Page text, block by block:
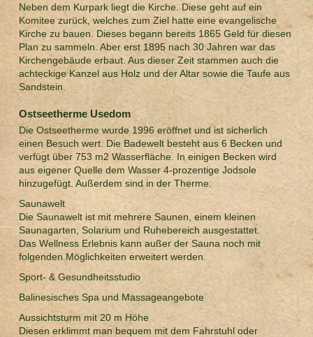
Neben dem Kurpark liegt die Kirche. Diese geht auf ein
Komitee zurück, welches zum Ziel hatte eine evangelische
Kirche zu bauen. Dieses begann bereits 1865 Geld für diesen
Plan zu sammeln. Aber erst 1895 nach 30 Jahren war das
Kirchengebäude erbaut. Aus dieser Zeit stammen auch die
achteckige Kanzel aus Holz und der Altar sowie die Taufe aus
Sandstein.
Ostseetherme Usedom
Die Ostseetherme wurde 1996 eröffnet und ist sicherlich
einen Besuch wert. Die Badewelt besteht aus 6 Becken und
verfügt über 753 m2 Wasserfläche. In einigen Becken wird
aus eigener Quelle dem Wasser 4-prozentige Jodsole
hinzugefügt. Außerdem sind in der Therme:
Saunawelt
Die Saunawelt ist mit mehrere Saunen, einem kleinen
Saunagarten, Solarium und Ruhebereich ausgestattet.
Das Wellness Erlebnis kann außer der Sauna noch mit
folgenden Möglichkeiten erweitert werden.
Sport- & Gesundheitsstudio
Balinesisches Spa und Massageangebote
Aussichtsturm mit 20 m Höhe
Diesen erklimmt man bequem mit dem Fahrstuhl oder